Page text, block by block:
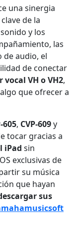
una sinergia
de la
y los
las
de audio, el
de conectar
VH o VH2,
que ofrecer a
605, CVP-609y
tocar gracias a
iPad sin
exclusivas de
su música
que hayan
sus